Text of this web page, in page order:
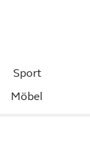
Sport
Möbel